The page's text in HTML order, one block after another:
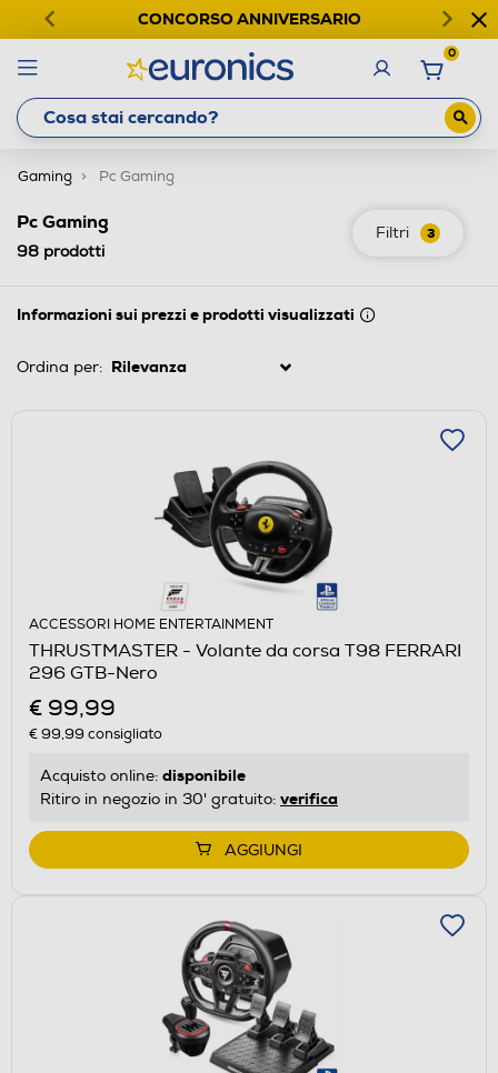
CONCORSO ANNIVERSARIO
0
Gaming Pc Gaming
Filtri 3
Pc Gaming
98 prodotti
Informazioni sui prezzi e prodotti visualizzati
Ordina per:
ACCESSORI HOME ENTERTAINMENT
THRUSTMASTER - Volante da corsa T98 FERRARI
296 GTB-Nero
€ 99,99
€ 99,99 consigliato
Acquisto online: disponibile
Ritiro in negozio in 30' gratuito: verifica
AGGIUNGI